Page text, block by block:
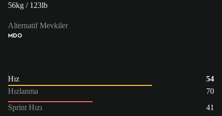
56kg / 123lb
Alternatif Mevkiler
MDO
Hız
54
Hızlanma
70
Sprint Hızı
41